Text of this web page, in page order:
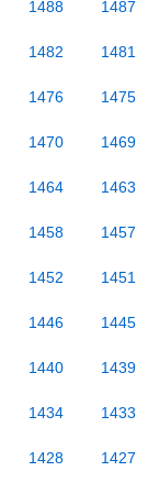
1488 1487
1482 1481
1476 1475
1470 1469
1464 1463
1458 1457
1452 1451
1446 1445
1440 1439
1434 1433
1428 1427